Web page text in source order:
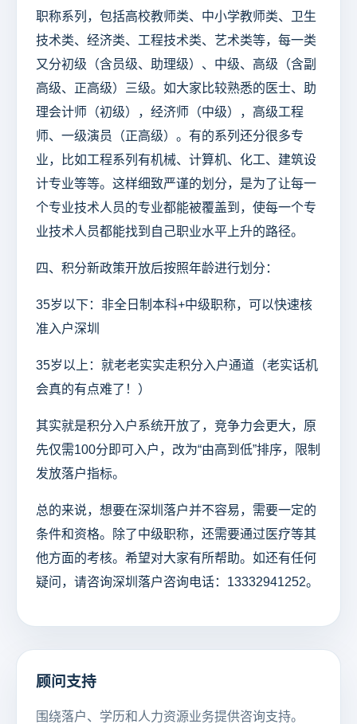
职称系列，包括高校教师类、中小学教师类、卫生
技术类、经济类、工程技术类、艺术类等，每一类
又分初级（含员级、助理级）、中级、高级（含副
高级、正高级）三级。如大家比较熟悉的医士、助
理会计师（初级），经济师（中级），高级工程
师、一级演员（正高级）。有的系列还分很多专
业，比如工程系列有机械、计算机、化工、建筑设
计专业等等。这样细致严谨的划分，是为了让每一
个专业技术人员的专业都能被覆盖到，使每一个专
业技术人员都能找到自己职业水平上升的路径。
四、积分新政策开放后按照年龄进行划分：
35岁以下：非全日制本科+中级职称，可以快速核
准入户深圳
35岁以上：就老老实实走积分入户通道（老实话机
会真的有点难了！）
其实就是积分入户系统开放了，竞争力会更大，原
先仅需100分即可入户，改为“由高到低”排序，限制
发放落户指标。
总的来说，想要在深圳落户并不容易，需要一定的
条件和资格。除了中级职称，还需要通过医疗等其
他方面的考核。希望对大家有所帮助。如还有任何
疑问，请咨询深圳落户咨询电话：13332941252。
顾问支持
围绕落户、学历和人力资源业务提供咨询支持。